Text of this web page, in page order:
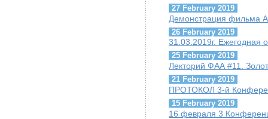
27 February 2019
Демонстрация фильма
26 February 2019
31.03.2019г.
25 February 2019
Лекторий ФАА #11.
21 February 2019
ПРОТОКОЛ 3-й
15 February 2019
16 февраля 3